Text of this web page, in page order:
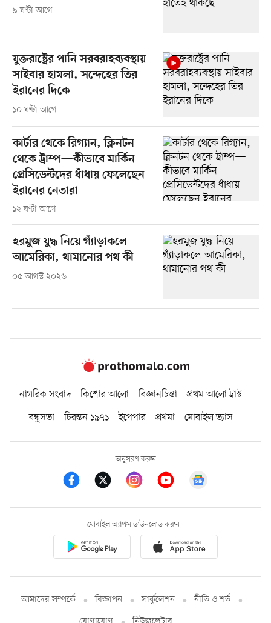
৯ ঘণ্টা আগে
যুক্তরাষ্ট্রের পানি সরবরাহব্যবস্থায়
সাইবার হামলা, সন্দেহের তির
ইরানের দিকে
১০ ঘণ্টা আগে
কার্টার থেকে রিগ্যান, ক্লিনটন
থেকে ট্রাম্প—কীভাবে মার্কিন
প্রেসিডেন্টদের ধাঁধায় ফেলেছেন
ইরানের নেতারা
১২ ঘণ্টা আগে
হরমুজ যুদ্ধ নিয়ে গ্যাঁড়াকলে
আমেরিকা, থামানোর পথ কী
০৫ আগস্ট ২০২৬
নাগরিক সংবাদ কিশোর আলো বিজ্ঞানচিন্তা
প্রথম আলো ট্রাস্ট
বন্ধুসভা
চিরন্তন ১৯৭১ ইপেপার প্রথমা মোবাইল ভ্যাস
অনুসরণ করুন
মোবাইল অ্যাপস ডাউনলোড করুন
আমাদের সম্পর্কে বিজ্ঞাপন সার্কুলেশন
নীতি ও শর্ত